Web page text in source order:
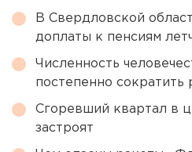
В Свердловской
доплаты к пенсиям
Численность
постепенно сократить
Сгоревший квартал в
застроят